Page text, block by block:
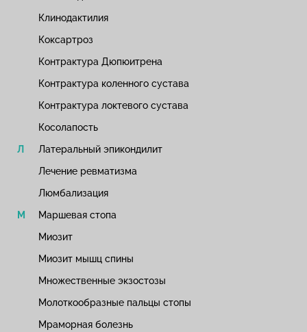
Клинодактилия
Коксартроз
Контрактура Дюпюитрена
Контрактура коленного сустава
Контрактура локтевого сустава
Косолапость
Латеральный эпикондилит
Лечение ревматизма
Люмбализация
Маршевая стопа
Миозит
Миозит мышц спины
Множественные экзостозы
Молоткообразные пальцы стопы
Мраморная болезнь